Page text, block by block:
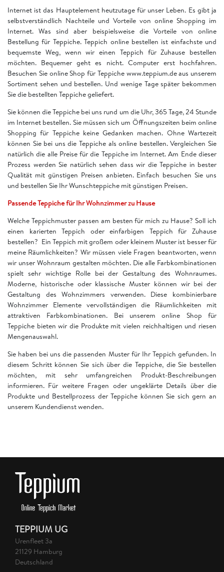
Internet ist das Hauptelement heutzutage für unser Leben. Es gibt ja
selbstverständlich Nachteile und Vorteile von online Shopping im
Internet. Was sind aber beispielsweise die Vorteile von online
Bestellung für Teppiche. Teppich online bestellen ist einfachste und
bequemste Weg, wenn wir einen Teppich für Zuhause bestellen
möchten. Bequemer geht es nicht. Computer erst hochfahren.
Besuchen Sie online Shop für Teppiche www.teppium.de aus unserem
Sortiment sehen und bestellen. Und wenige Tage später bekommen
Sie die bestellten Teppiche geliefert.
Sie können die Teppiche bei uns rund um die Uhr, 365 Tage, 24 Stunde
im Internet bestellen. Sie müssen sich um Öffnungszeiten beim online
Shopping für Teppiche keine Gedanken machen. Ohne Wartezeit
können Sie bei uns die Teppiche als online bestellen. Vergleichen Sie
natürlich die alle Preise für die Teppiche im Internet. Am Ende dieser
Prozess werden Sie natürlich sehen dass wir die Teppiche in bester
Qualität mit günstigen Preisen anbieten. Einfach besuchen Sie uns
und bestellen Sie Ihr Wunschteppiche mit günstigen Preisen.
Passende Teppiche für Ihr Wohnzimmer zu Hause
Welche Teppichmuster passen am besten für mich zu Hause? Soll ich
einen karierten Teppich oder einfarbigen Teppich für Zuhause
bestellen? Ein Teppich mit großem oder kleinem Muster ist besser für
meine Räumlichkeiten? Wir müssen viele Fragen beantworten, wenn
wir unser Wohnraum gestalten möchten. Die alle Farbkombinationen
spielt sehr wichtige Rolle bei der Gestaltung des Wohnraumes.
Moderne, historische oder klassische Muster können wir bei der
Gestaltung des Wohnzimmers verwenden. Diese kombinierbare
Wohnzimmer Elemente vervollständigen die Räumlichkeiten mit
attraktiven Farbkombinationen. Bei unserem online Shop für
Teppiche bieten wir die Produkte mit vielen reichhaltigen und riesen
Mengenauswahl.
Sie haben bei uns die passenden Muster für Ihr Teppich gefunden. In
diesem Schritt können Sie sich über die Teppiche, die Sie bestellen
möchten, mit sehr umfangreichen Produkt-Beschreibungen
informieren. Für weitere Fragen oder ungeklärte Details über die
Produkte und Bestellprozess der Teppiche können Sie sich gern an
unserem Kundendienst wenden.
TEPPIUM UG
Urenfleet 3a
21129 Hamburg
Deutschland